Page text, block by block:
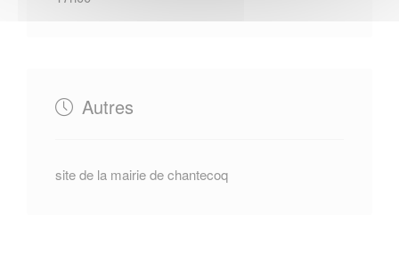
Autres
site de la mairie de chantecoq